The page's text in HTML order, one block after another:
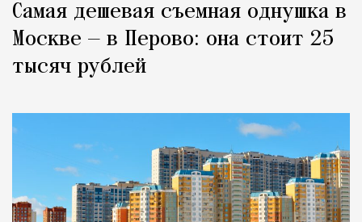
Самая дешевая съемная однушка в
Москве — в Перово: она стоит 25
тысяч рублей